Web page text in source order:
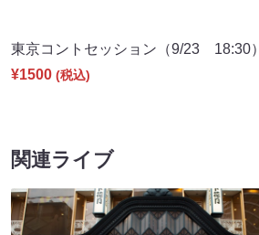
東京コントセッション（9/23 18:30）
¥1500 (税込)
関連ライブ